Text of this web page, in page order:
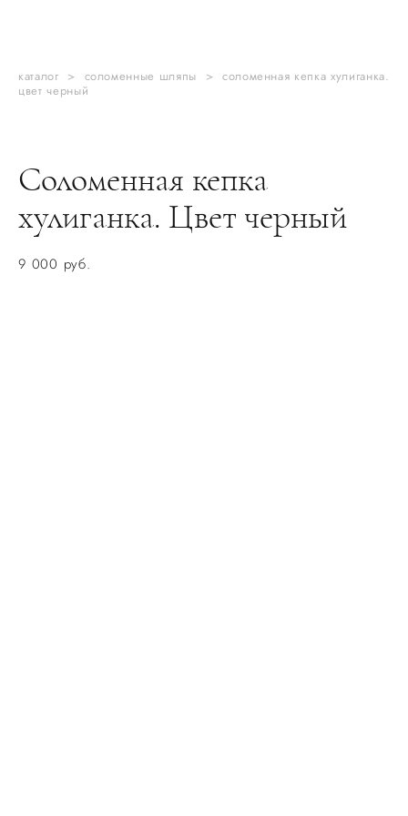
каталог > соломенные шляпы > соломенная кепка хулиганка.
цвет черный
Соломенная кепка
хулиганка. Цвет черный
9 000 pуб.